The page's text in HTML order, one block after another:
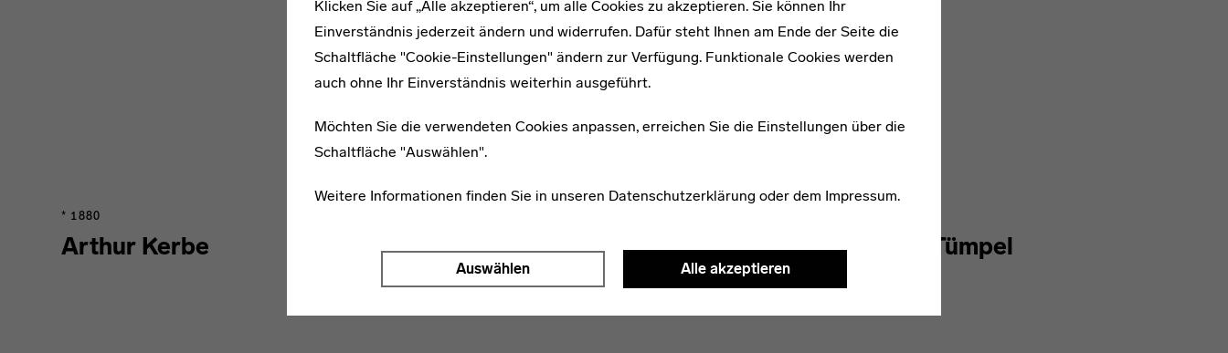
Klicken Sie auf „Alle akzeptieren“, um alle Cookies zu akzeptieren. Sie können Ihr
Einverständnis jederzeit ändern und widerrufen. Dafür steht Ihnen am Ende der Seite die
Schaltfläche "Cookie-Einstellungen" ändern zur Verfügung. Funktionale Cookies werden
auch ohne Ihr Einverständnis weiterhin ausgeführt.
Möchten Sie die verwendeten Cookies anpassen, erreichen Sie die Einstellungen über die
Schaltfläche "Auswählen".
Weitere Informationen finden Sie in unseren Datenschutzerklärung oder dem Impressum.
Auswählen Alle akzeptieren
Arthur Kerbe
* 1880
Rudi Sistig Wolfgang Tümpel